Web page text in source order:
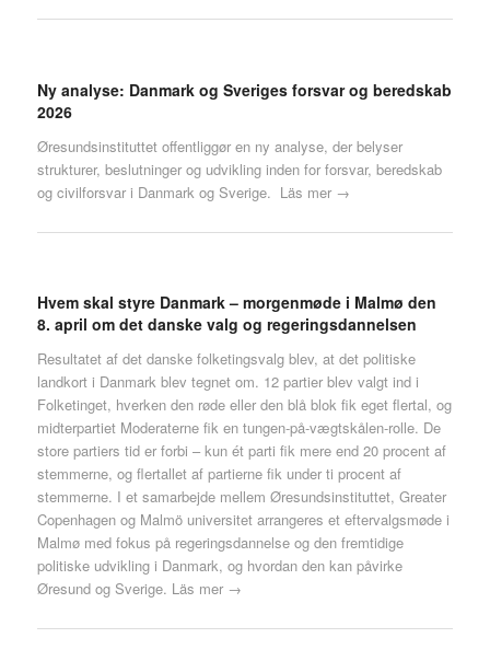
Ny analyse: Danmark og Sveriges forsvar og beredskab
2026
Øresundsinstituttet offentliggør en ny analyse, der belyser
strukturer, beslutninger og udvikling inden for forsvar, beredskab
og civilforsvar i Danmark og Sverige. Läs mer →
Hvem skal styre Danmark – morgenmøde i Malmø den
8. april om det danske valg og regeringsdannelsen
Resultatet af det danske folketingsvalg blev, at det politiske
landkort i Danmark blev tegnet om. 12 partier blev valgt ind i
Folketinget, hverken den røde eller den blå blok fik eget flertal, og
midterpartiet Moderaterne fik en tungen-på-vægtskålen-rolle. De
store partiers tid er forbi – kun ét parti fik mere end 20 procent af
stemmerne, og flertallet af partierne fik under ti procent af
stemmerne. I et samarbejde mellem Øresundsinstituttet, Greater
Copenhagen og Malmö universitet arrangeres et eftervalgsmøde i
Malmø med fokus på regeringsdannelse og den fremtidige
politiske udvikling i Danmark, og hvordan den kan påvirke
Øresund og Sverige. Läs mer →